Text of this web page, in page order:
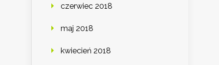
czerwiec 2018
maj 2018
kwiecień 2018